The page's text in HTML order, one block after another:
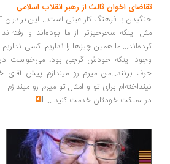
اخوان ثالث از رهبر انقلاب اسلامی
با فرهنگ کار عبثی است... این برادران آریایی
اینکه سحرخیزتر از ما بوده‌اند و رفته‌اند
ما همین چیزها را نداریم. کسی نداریم از ما
اینکه خودش گرجی بود، می‌خواست در
بزنند...من میرم رو میندازم پیش آقای
برای تو و امثال تو میرم رو میندازم... به
مملکت خودتان خدمت کنید...